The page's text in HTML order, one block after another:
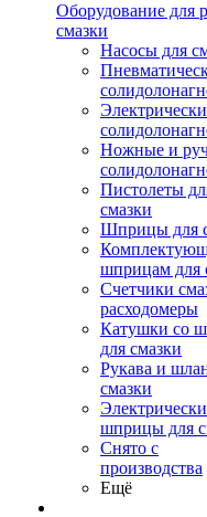
Оборудование для
смазки
Насосы для
Ножные и
Пистолеты
смазки
Шприцы для
шприцам для
Счетчики
расходомеры
Катушки со
для смазки
Рукава и
смазки
шприцы для
Снято с
производства
Ещё